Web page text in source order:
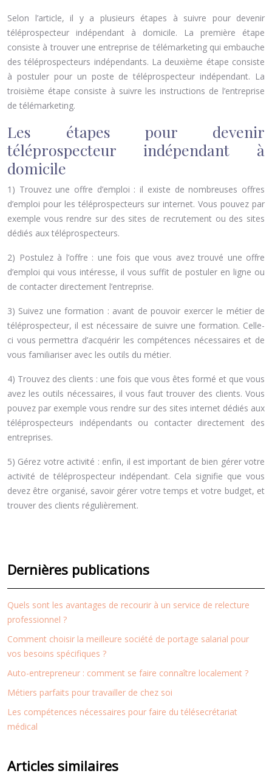
Selon l’article, il y a plusieurs étapes à suivre pour devenir
téléprospecteur indépendant à domicile. La première étape
consiste à trouver une entreprise de télémarketing qui embauche
des téléprospecteurs indépendants. La deuxième étape consiste
à postuler pour un poste de téléprospecteur indépendant. La
troisième étape consiste à suivre les instructions de l’entreprise
de télémarketing.
Les étapes pour devenir
téléprospecteur indépendant à
domicile
1) Trouvez une offre d’emploi : il existe de nombreuses offres
d’emploi pour les téléprospecteurs sur internet. Vous pouvez par
exemple vous rendre sur des sites de recrutement ou des sites
dédiés aux téléprospecteurs.
2) Postulez à l’offre : une fois que vous avez trouvé une offre
d’emploi qui vous intéresse, il vous suffit de postuler en ligne ou
de contacter directement l’entreprise.
3) Suivez une formation : avant de pouvoir exercer le métier de
téléprospecteur, il est nécessaire de suivre une formation. Celle-
ci vous permettra d’acquérir les compétences nécessaires et de
vous familiariser avec les outils du métier.
4) Trouvez des clients : une fois que vous êtes formé et que vous
avez les outils nécessaires, il vous faut trouver des clients. Vous
pouvez par exemple vous rendre sur des sites internet dédiés aux
téléprospecteurs indépendants ou contacter directement des
entreprises.
5) Gérez votre activité : enfin, il est important de bien gérer votre
activité de téléprospecteur indépendant. Cela signifie que vous
devez être organisé, savoir gérer votre temps et votre budget, et
trouver des clients régulièrement.
Dernières publications
Quels sont les avantages de recourir à un service de relecture
professionnel ?
Comment choisir la meilleure société de portage salarial pour
vos besoins spécifiques ?
Auto-entrepreneur : comment se faire connaître localement ?
Métiers parfaits pour travailler de chez soi
Les compétences nécessaires pour faire du télésecrétariat
médical
Articles similaires